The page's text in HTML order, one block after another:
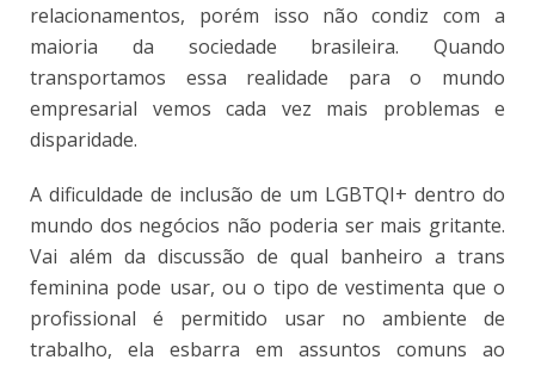
relacionamentos, porém isso não condiz com a
maioria da sociedade brasileira. Quando
transportamos essa realidade para o mundo
empresarial vemos cada vez mais problemas e
disparidade.
A dificuldade de inclusão de um LGBTQI+ dentro do
mundo dos negócios não poderia ser mais gritante.
Vai além da discussão de qual banheiro a trans
feminina pode usar, ou o tipo de vestimenta que o
profissional é permitido usar no ambiente de
trabalho, ela esbarra em assuntos comuns ao